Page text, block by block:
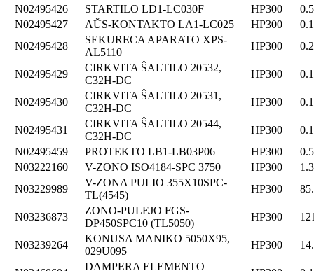
N02495426
STARTILO LD1-LC030F HP300
N02495427
AŬS-KONTAKTO LA1-LC025 HP300
N02495428
SEKURECA APARATO XPS-
AL5110
HP300
N02495429
CIRKVITA ŜALTILO 20532,
C32H-DC
HP300
N02495430
CIRKVITA ŜALTILO 20531,
C32H-DC
HP300
N02495431
CIRKVITA ŜALTILO 20544,
C32H-DC
HP300
N02495459
PROTEKTO LB1-LB03P06 HP300
N03222160
V-ZONO ISO4184-SPC 3750 HP300
N03229989
V-ZONA PULIO 355X10SPC-
TL(4545)
HP300
N03236873
ZONO-PULEJO FGS-
DP450SPC10 (TL5050)
HP300
N03239264
KONUSA MANIKO 5050X95,
029U095
HP300
DAMPERA ELEMENTO